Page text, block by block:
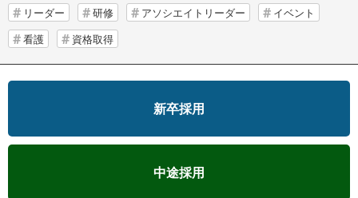
リーダー
研修 アソシエイトリーダー
イベント
看護
資格取得
新卒採用
中途採用